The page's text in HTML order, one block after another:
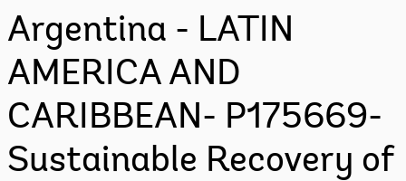
Argentina - LATIN
AMERICA AND
CARIBBEAN- P175669-
Sustainable Recovery of